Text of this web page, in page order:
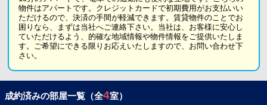
物件はアパートです。クレジットカードで初期費用がお支払いい
ただけるので、決済の手間が軽減できます。賃貸物件のことでお
困りなら、まずは当社へご連絡下さい。当社は、お客様に安心し
ていただけるよう、的確な地域情報や物件情報をご提供いたしま
す。ご希望にできる限りお応えいたしますので、お問い合わせ下
さい。
成約済みの部屋一覧（全4室）